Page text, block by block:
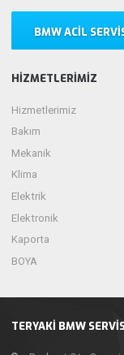
TERYAKI BMW
BMW ACIL
HIZMETLERIMIZ
Hizmetlerimiz
Bakım
Mekanik
Klima
Elektrik
Elektronik
Kaporta
BOYA